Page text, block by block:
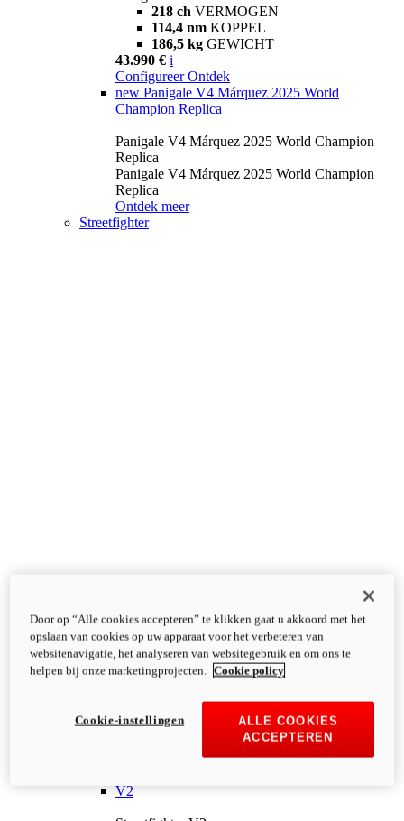
218 ch VERMOGEN
114,4 nm KOPPEL
186,5 kg GEWICHT
43.990 € i
Configureer Ontdek
new Panigale V4 Márquez 2025 World
Champion Replica
Panigale V4 Márquez 2025 World Champion
Replica
Panigale V4 Márquez 2025 World Champion
Replica
Ontdek meer
Streetfighter
V2
Door op “Alle cookies accepteren” te klikken gaat u akkoord met het
opslaan van cookies op uw apparaat voor het verbeteren van
websitenavigatie, het analyseren van websitegebruik en om ons te
helpen bij onze marketingprojecten.
Cookie policy
ALLE COOKIES
ACCEPTEREN
Cookie-instellingen